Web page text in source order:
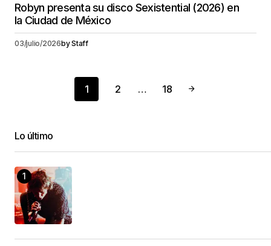
Robyn presenta su disco Sexistential (2026) en
la Ciudad de México
03/julio/2026byStaff
1 2 … 18
Lo último